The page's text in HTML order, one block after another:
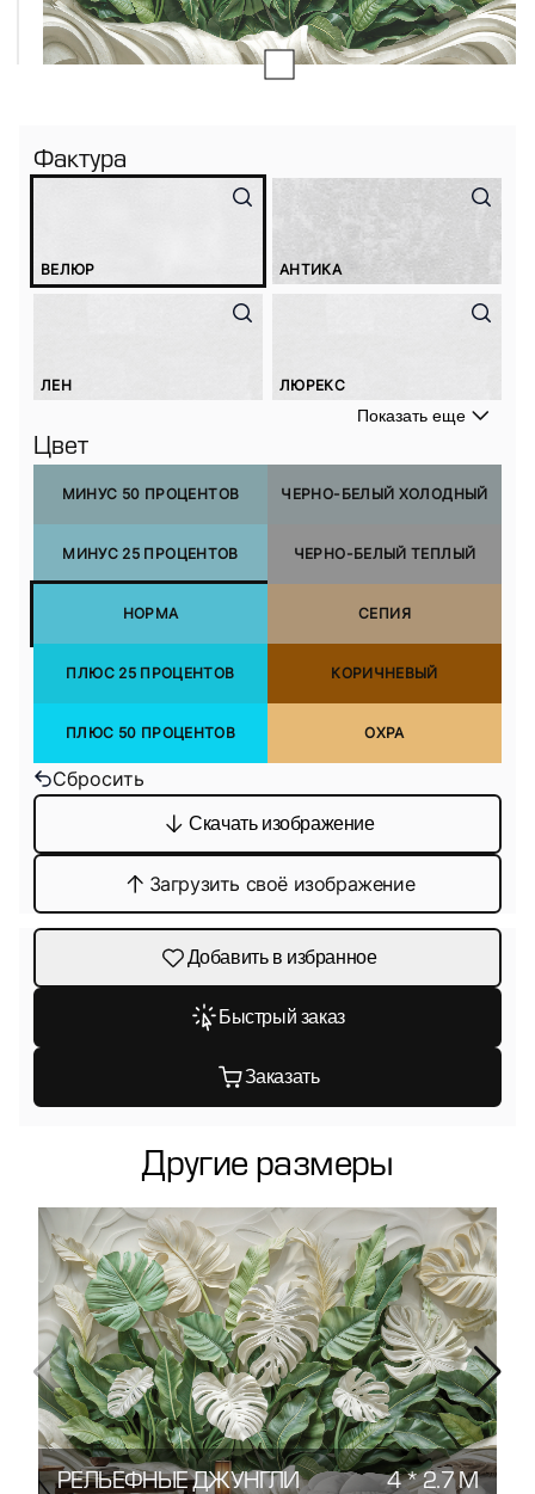
Фактура
ВЕЛЮР АНТИКА
ЛЕН ЛЮРЕКС
Показать еще
Цвет
МИНУС 50 ПРОЦЕНТОВ
МИНУС 25 ПРОЦЕНТОВ
НОРМА
ПЛЮС 25 ПРОЦЕНТОВ
ПЛЮС 50 ПРОЦЕНТОВ
ЧЕРНО-БЕЛЫЙ ХОЛОДНЫЙ
ЧЕРНО-БЕЛЫЙ ТЕПЛЫЙ
СЕПИЯ
КОРИЧНЕВЫЙ
ОХРА
Сбросить
Скачать изображение
Загрузить своё изображение
Добавить в избранное
Быстрый заказ
Заказать
Другие размеры
РЕЛЬЕФНЫЕ ДЖУНГЛИ 4 * 2.7 М